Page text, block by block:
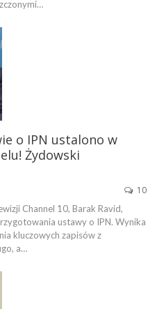
o IPN ustalono w
Żydowski
10
Channel 10, Barak Ravid,
ustawy o IPN. Wynika
kluczowych zapisów z
a…